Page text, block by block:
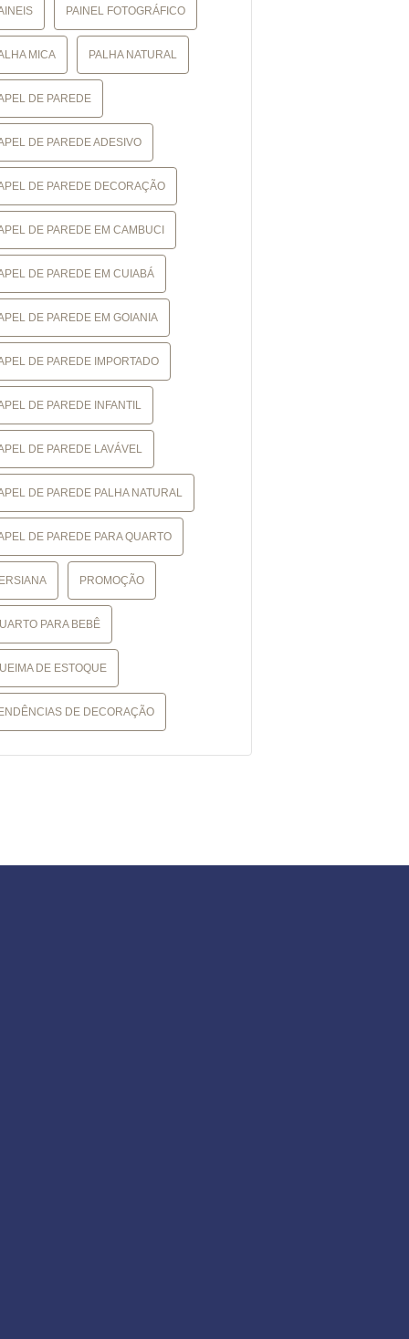
PAINEL FOTOGRÁFICO
MICA PALHA NATURAL
DE PAREDE
DE PAREDE ADESIVO
DE PAREDE DECORAÇÃO
DE PAREDE EM CAMBUCI
DE PAREDE EM CUIABÁ
DE PAREDE EM GOIANIA
DE PAREDE IMPORTADO
DE PAREDE INFANTIL
DE PAREDE LAVÁVEL
DE PAREDE PALHA NATURAL
DE PAREDE PARA QUARTO
PROMOÇÃO
PARA BEBÊ
DE ESTOQUE
DE DECORAÇÃO